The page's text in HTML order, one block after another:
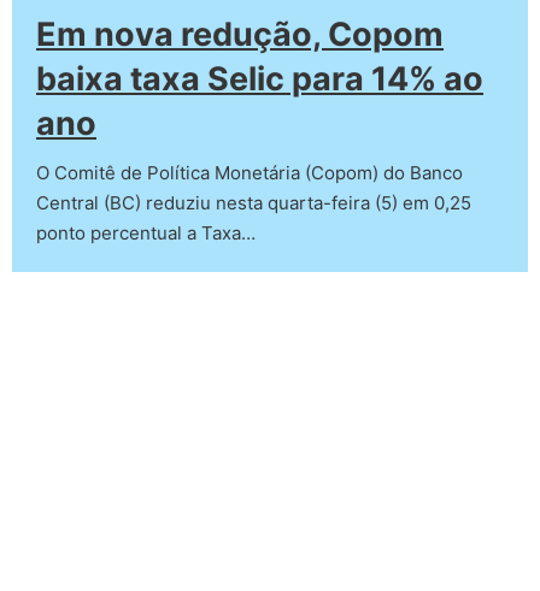
Em nova redução, Copom
baixa taxa Selic para 14% ao
ano
O Comitê de Política Monetária (Copom) do Banco
Central (BC) reduziu nesta quarta-feira (5) em 0,25
ponto percentual a Taxa…